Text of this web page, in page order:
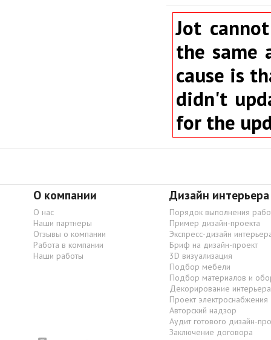
Jot
the same
cause is
didn't
for the
О компании
О нас
Наши партнеры
Отзывы о компании
Работа в компании
Наши работы
Дизайн интерьера
Порядок выполнения
Пример дизайн-проекта
Экспресс-дизайн
Бриф на дизайн-проект
3D визуализация
Подбор мебели
Подбор материалов и
Декорирование интерьера
Проект электроснабжения
Авторский надзор
Аудит готового дизайн-
Заключение договора